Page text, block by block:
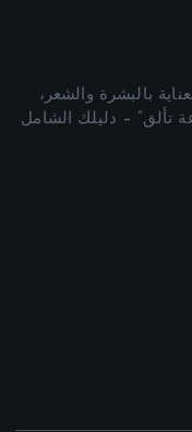
بالبشرة والشعر،
تألق” – دليلك الشامل